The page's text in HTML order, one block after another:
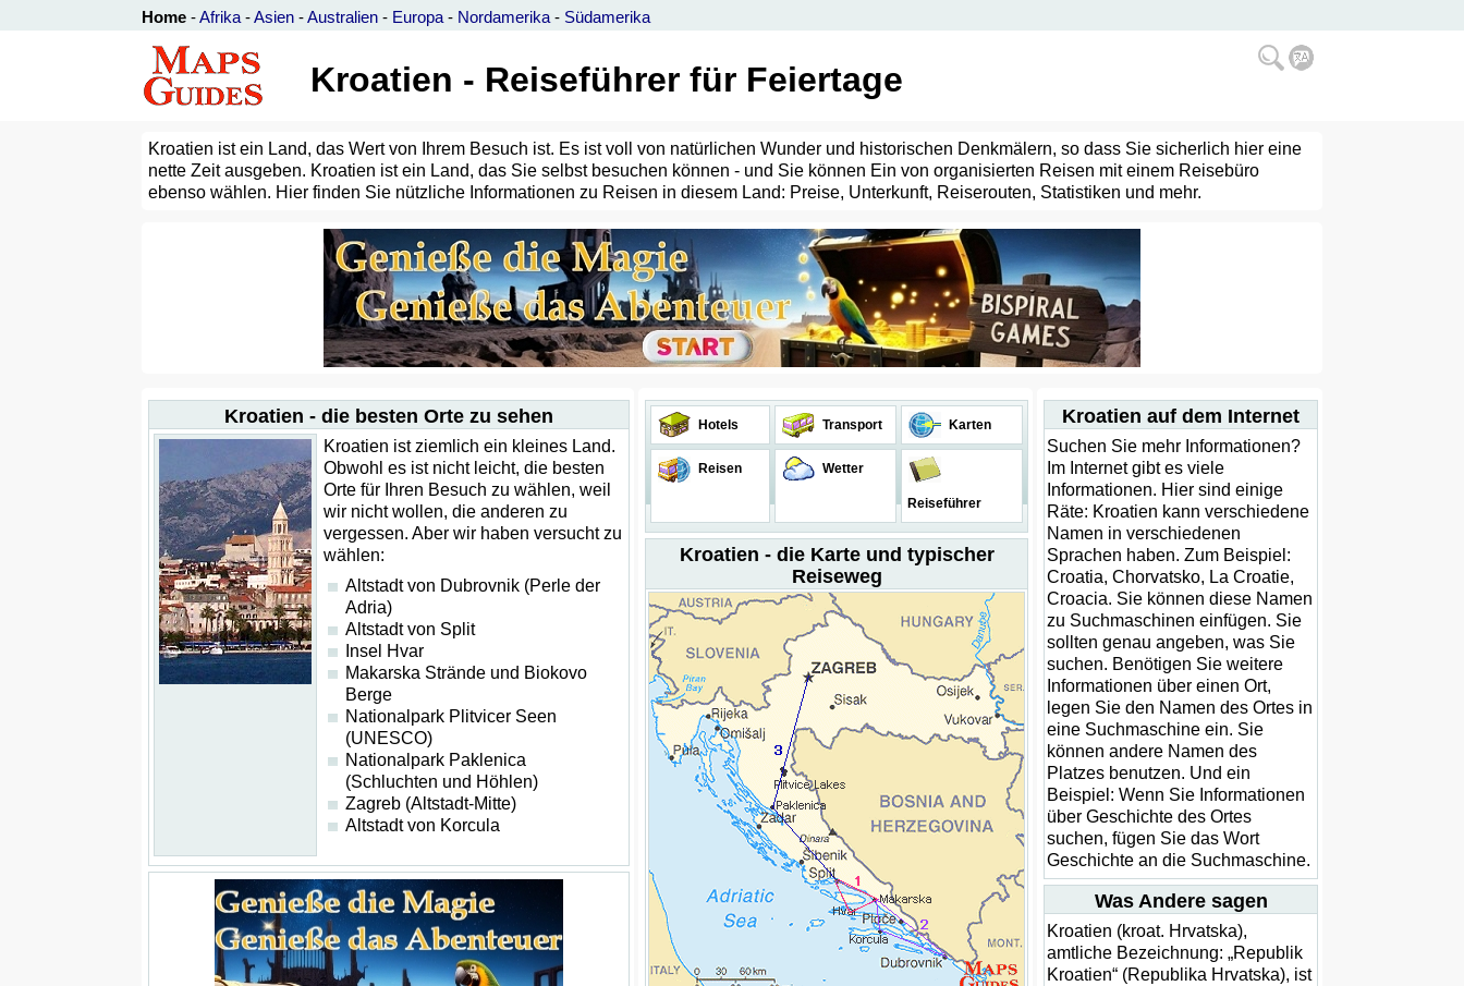
Home -Afrika -Asien -Australien - Europa - Nordamerika - Südamerika
Kroatien - Reiseführer für Feiertage
Kroatien ist ein Land, das Wert von Ihrem Besuch ist. Es ist voll von natürlichen Wunder und historischen Denkmälern, so dass Sie sicherlich hier eine
nette Zeit ausgeben. Kroatien ist ein Land, das Sie selbst besuchen können - und Sie können Ein von organisierten Reisen mit einem Reisebüro
ebenso wählen. Hier finden Sie nützliche Informationen zu Reisen in diesem Land: Preise, Unterkunft, Reiserouten, Statistiken und mehr.
Kroatien - die besten Orte zu sehen
Kroatien ist ziemlich ein kleines Land.
Obwohl es ist nicht leicht, die besten
Orte für Ihren Besuch zu wählen, weil
wir nicht wollen, die anderen zu
vergessen. Aber wir haben versucht zu
wählen:
Altstadt von Dubrovnik (Perle der
Adria)
Altstadt von Split
Insel Hvar
Makarska Strände und Biokovo
Berge
Nationalpark Plitvicer Seen
(UNESCO)
Nationalpark Paklenica
(Schluchten und Höhlen)
Zagreb (Altstadt-Mitte)
Altstadt von Korcula
Hotels Transport Karten
Reisen Wetter
Reiseführer
Kroatien - die Karte und typischer
Reiseweg
Kroatien auf dem Internet
Suchen Sie mehr Informationen?
Im Internet gibt es viele
Informationen. Hier sind einige
Räte: Kroatien kann verschiedene
Namen in verschiedenen
Sprachen haben. Zum Beispiel:
Croatia, Chorvatsko, La Croatie,
Croacia. Sie können diese Namen
zu Suchmaschinen einfügen. Sie
sollten genau angeben, was Sie
suchen. Benötigen Sie weitere
Informationen über einen Ort,
legen Sie den Namen des Ortes in
eine Suchmaschine ein. Sie
können andere Namen des
Platzes benutzen. Und ein
Beispiel: Wenn Sie Informationen
über Geschichte des Ortes
suchen, fügen Sie das Wort
Geschichte an die Suchmaschine.
Was Andere sagen
Kroatien (kroat. Hrvatska),
amtliche Bezeichnung: „Republik
Kroatien“ (Republika Hrvatska), ist